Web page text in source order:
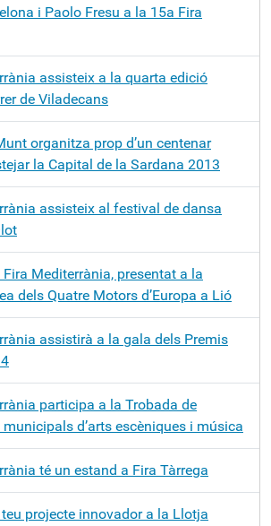
i Paolo Fresu a la 15a Fira
assisteix a la quarta edició
de Viladecans
organitza prop d’un centenar
la Capital de la Sardana 2013
assisteix al festival de dansa
Fira Mediterrània, presentat a la
dels Quatre Motors d’Europa a Lió
assistirà a la gala dels Premis
participa a la Trobada de
d’arts escèniques i música
té un estand a Fira Tàrrega
projecte innovador a la Llotja